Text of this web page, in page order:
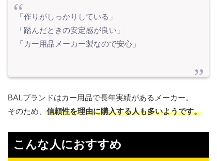
「作りがしっかりしている」
「踏んだときの安定感が良い」
「カー用品メーカー製なので安心」
BALブランドはカー用品で長年実績があるメーカー。
そのため、 信頼性を理由に購入する人も多いようです。
こんな人におすすめ